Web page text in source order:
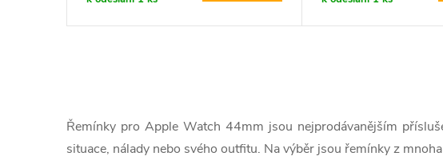
v
l
Řemínky pro Apple Watch 44mm jsou nejprodávanějším
situace, nálady nebo svého outfitu. Na výběr jsou řemínky z